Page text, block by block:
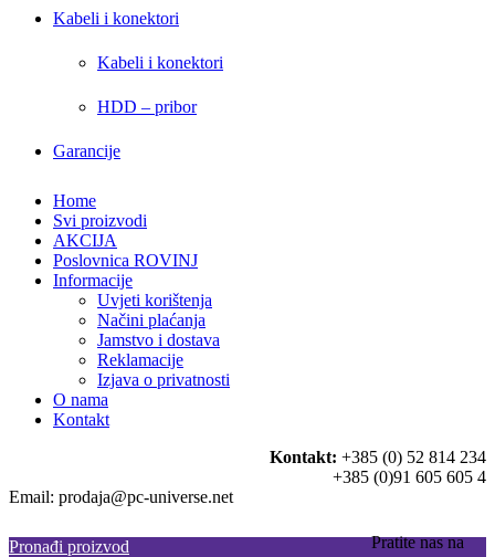
Kabeli i konektori
Kabeli i konektori
HDD – pribor
Garancije
Home
Svi proizvodi
AKCIJA
Poslovnica ROVINJ
Informacije
Uvjeti korištenja
Načini plaćanja
Jamstvo i dostava
Reklamacije
Izjava o privatnosti
O nama
Kontakt
Kontakt: +385 (0) 52 814 234
+385 (0)91 605 605 4
Email: prodaja@pc-universe.net
Pratite nas na
Pronađi proizvod